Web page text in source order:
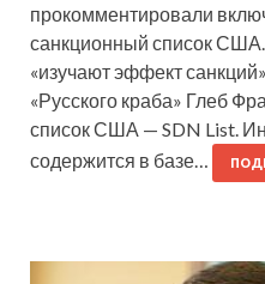
прокомментировали
санкционный список
«изучают эффект
«Русского краба» Глеб
список США — SDN List.
содержится в базе…